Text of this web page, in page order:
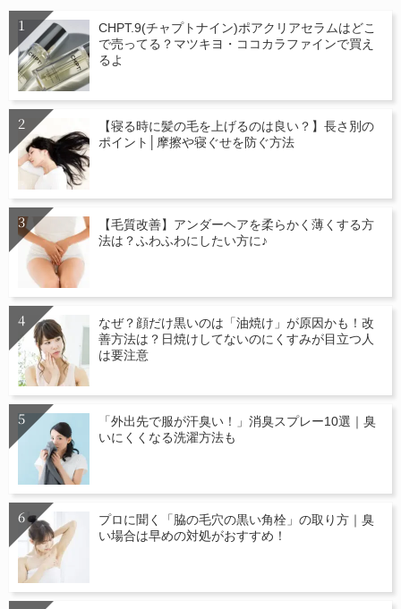
CHPT.9(チャプトナイン)ポアクリアセラムはどこ
で売ってる？マツキヨ・ココカラファインで買え
るよ
【寝る時に髪の毛を上げるのは良い？】長さ別の
ポイント│摩擦や寝ぐせを防ぐ方法
【毛質改善】アンダーヘアを柔らかく薄くする方
法は？ふわふわにしたい方に♪
なぜ？顔だけ黒いのは「油焼け」が原因かも！改
善方法は？日焼けしてないのにくすみが目立つ人
は要注意
「外出先で服が汗臭い！」消臭スプレー10選｜臭
いにくくなる洗濯方法も
プロに聞く「脇の毛穴の黒い角栓」の取り方｜臭
い場合は早めの対処がおすすめ！